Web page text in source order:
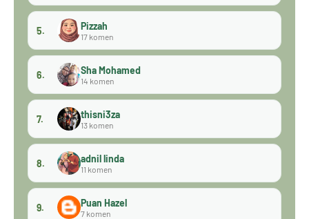
5. Pizzah
17 komen
6. Sha Mohamed
14 komen
7. thisni3za
13 komen
8. adnil linda
11 komen
9. Puan Hazel
7 komen